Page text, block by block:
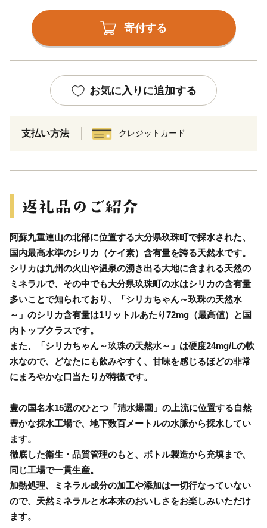
寄付する
お気に入りに追加する
支払い方法 クレジットカード
阿蘇九重連山の北部に位置する大分県玖珠町で採水された、
国内最高水準のシリカ（ケイ素）含有量を誇る天然水です。
シリカは九州の火山や温泉の湧き出る大地に含まれる天然の
ミネラルで、その中でも大分県玖珠町の水はシリカの含有量
多いことで知られており、「シリカちゃん～玖珠の天然水
～」のシリカ含有量は1リットルあたり72mg（最高値）と国
内トップクラスです。
また、「シリカちゃん～玖珠の天然水～」は硬度24mg/Lの軟
水なので、どなたにも飲みやすく、甘味を感じるほどの非常
にまろやかな口当たりが特徴です。
豊の国名水15選のひとつ「清水爆園」の上流に位置する自然
豊かな採水工場で、地下数百メートルの水脈から採水してい
ます。
徹底した衛生・品質管理のもと、ボトル製造から充填まで、
同じ工場で一貫生産。
加熱処理、ミネラル成分の加工や添加は一切行なっていない
ので、天然ミネラルと水本来のおいしさをお楽しみいただけ
ます。